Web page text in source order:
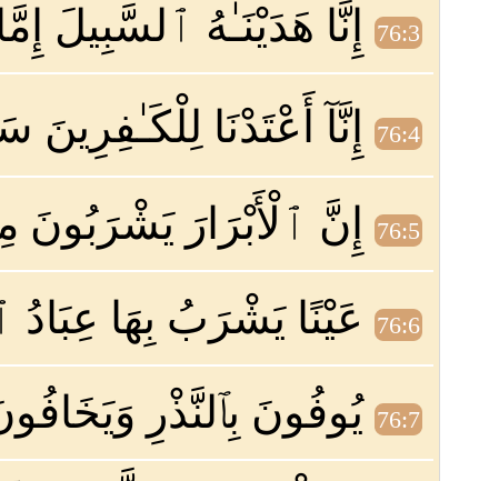
76:3 إِنَّا هَدَيْنَـٰهُ ٱلسَّبِيلَ
76:4 إِنَّآ أَعْتَدْنَا
76:5 إِنَّ ٱلْأَبْرَارَ
76:6 عَيْنًا يَشْرَبُ بِهَا عِبَادُ
76:7 يُوفُونَ بِٱلنَّذْرِ